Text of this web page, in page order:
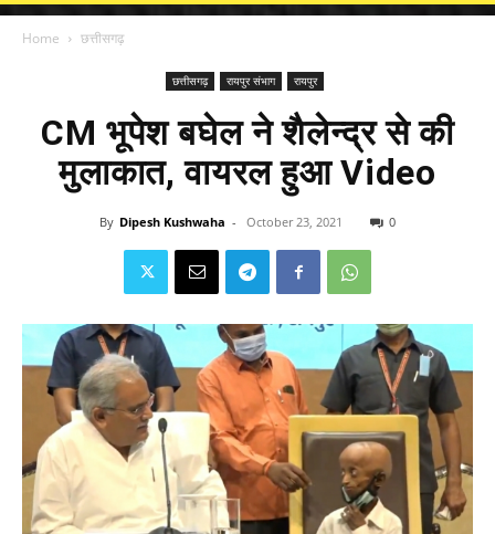
Home छत्तीसगढ़
छत्तीसगढ़ रायपुर संभाग रायपुर
CM भूपेश बघेल ने शैलेन्द्र से की
मुलाकात, वायरल हुआ Video
By Dipesh Kushwaha - October 23, 2021 0